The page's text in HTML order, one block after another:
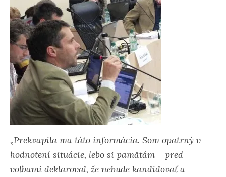
„Prekvapila ma táto informácia. Som opatrný v
hodnotení situácie, lebo si pamätám – pred
voľbami deklaroval, že nebude kandidovať a